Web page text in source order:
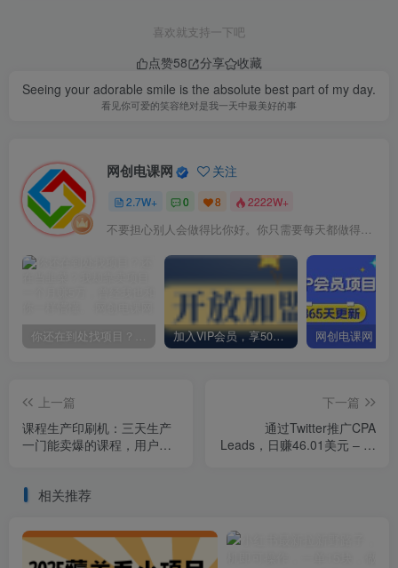
喜欢就支持一下吧
点赞58 分享
收藏
Seeing your adorable smile is the absolute best part of my day.
看见你可爱的笑容绝对是我一天中最美好的事
网创电课网 关注
2.7W+ 0 8 2222W+
不要担心别人会做得比你好。你只需要每天都做得比前一天好就可以了
你还在到处找项目？还在当韭菜？我却靠卖项目一个月赚5万，曾经我也和你一样懵懂。 加入VIP会员，享50%的推广提成，免费学习多种网上创业课程，菜鸟秒变大神！
上一篇
课程生产印刷机：三天生产
一门能卖爆的课程，用户看
下一篇
通过Twitter推广CPA
Leads，日赚46.01美元 – 免
相关推荐